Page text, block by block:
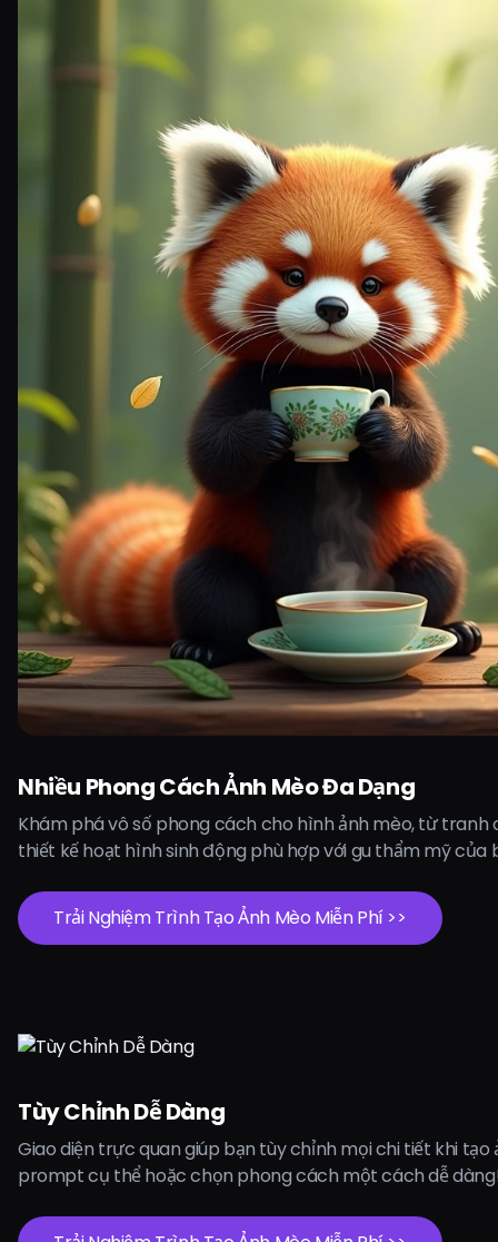
Nhiều Phong Cách Ảnh Mèo Đa Dạng
Khám phá vô số phong cách cho hình ảnh mèo, từ tranh
thiết kế hoạt hình sinh động phù hợp với gu thẩm mỹ của
Trải Nghiệm Trình Tạo Ảnh Mèo Miễn Phí >>
Tùy Chỉnh Dễ Dàng
Giao diện trực quan giúp bạn tùy chỉnh mọi chi tiết khi tạo
prompt cụ thể hoặc chọn phong cách một cách dễ